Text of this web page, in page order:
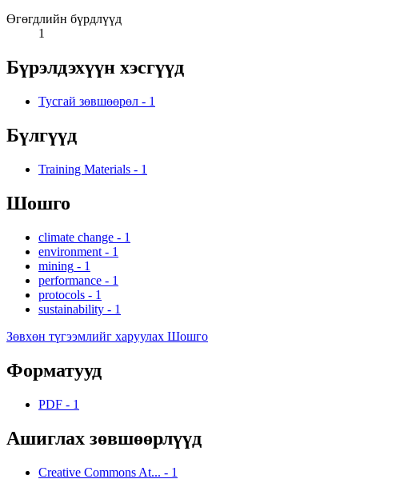
Өгөгдлийн бүрдлүүд
1
Бүрэлдэхүүн хэсгүүд
Тусгай зөвшөөрөл - 1
Бүлгүүд
Training Materials - 1
Шошго
climate change - 1
environment - 1
mining - 1
performance - 1
protocols - 1
sustainability - 1
Зөвхөн түгээмлийг харуулах Шошго
Форматууд
PDF - 1
Ашиглах зөвшөөрлүүд
Creative Commons At... - 1